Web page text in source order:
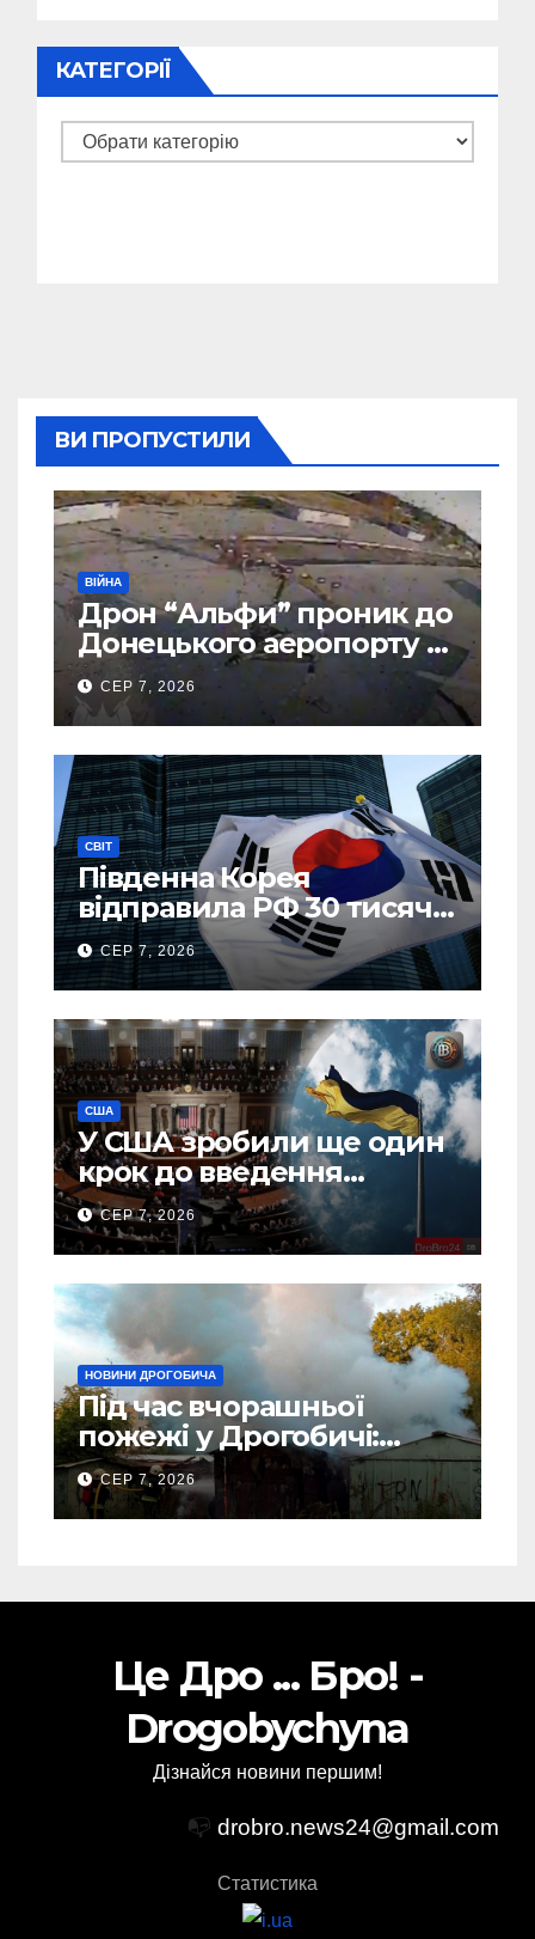
КАТЕГОРІЇ
Категорії
ВИ ПРОПУСТИЛИ
ВІЙНА
Дрон “Альфи” проник до
Донецького аеропорту та
спалив “Шахед” ще до
запуску
СЕР 7, 2026
СВІТ
Південна Корея
відправила РФ 30 тисяч
тонн авіапалива
СЕР 7, 2026
США
У США зробили ще один
крок до введення
“пекельних санкцій”
проти Росії
СЕР 7, 2026
НОВИНИ ДРОГОБИЧА
Під час вчорашньої
пожежі у Дрогобичі:
“врятовано” 4 гаражі
(Відео)
СЕР 7, 2026
Це Дро ... Бро! -
Drogobychyna
Дізнайся новини першим!
📭 drobro.news24@gmail.com
Статистика